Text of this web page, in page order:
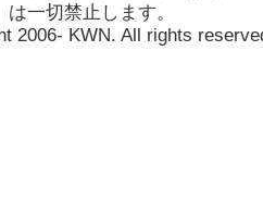
は一切禁止します。
2006- KWN. All rights